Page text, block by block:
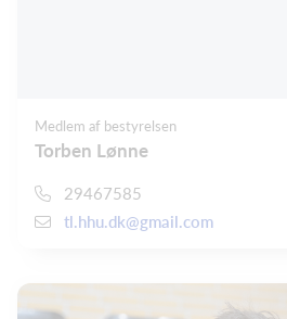
Medlem af bestyrelsen
Torben Lønne
29467585
tl.hhu.dk@gmail.com